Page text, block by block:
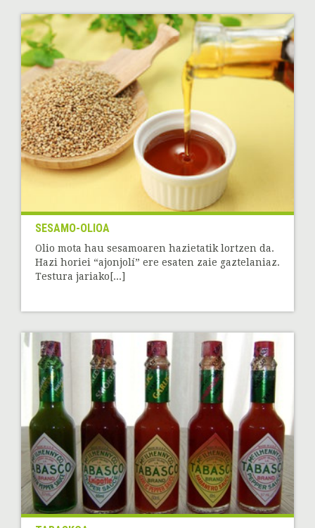
SESAMO-OLIOA
Olio mota hau sesamoaren hazietatik lortzen da.
Hazi horiei “ajonjolí” ere esaten zaie gaztelaniaz.
Testura jariako[...]